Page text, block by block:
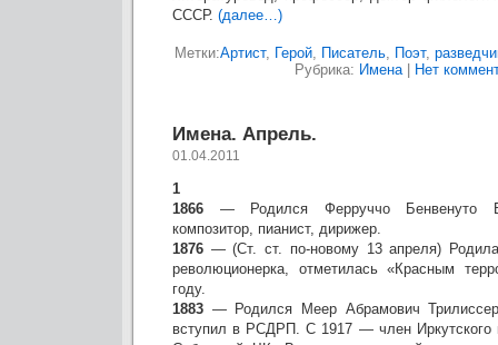
СССР. (далее…)
Метки:Артист, Герой, Писатель, Поэт,
Рубрика: Имена| Нет
Имена. Апрель.
01.04.2011
1
1866 — Родился Ферруччо Бенвенуто
композитор, пианист, дирижер.
1876 — (Ст. ст. по-новому 13 апреля)
революционерка, отметилась «Красным
году.
1883 — Родился Меер Абрамович
вступил в РСДРП. С 1917 — член Иркутского